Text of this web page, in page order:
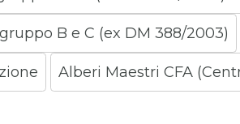
B e C (ex DM 388/2003)
Alberi Maestri CFA